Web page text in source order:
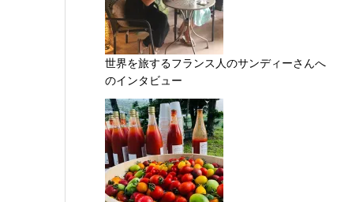
世界を旅するフランス人のサンディーさんへ
のインタビュー